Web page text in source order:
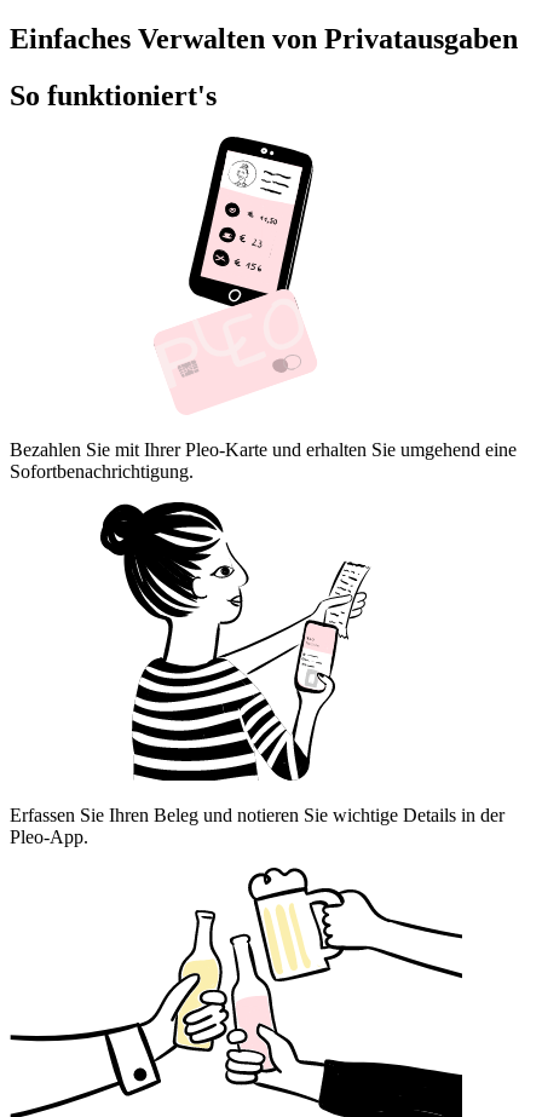
Einfaches Verwalten von Privatausgaben
So funktioniert's
Bezahlen Sie mit Ihrer Pleo-Karte und erhalten Sie umgehend eine
Sofortbenachrichtigung.
Erfassen Sie Ihren Beleg und notieren Sie wichtige Details in der
Pleo-App.